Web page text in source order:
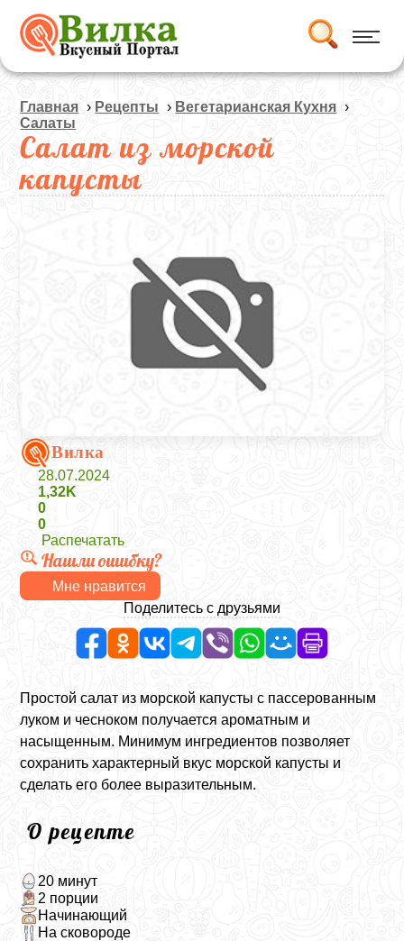
Главная › Рецепты › Вегетарианская Кухня ›
Салаты
Салат из морской
капусты
Вилка
28.07.2024
1,32K
0
0
Распечатать
Нашли ошибку?
Мне нравится
Поделитесь с друзьями
Простой салат из морской капусты с пассерованным
луком и чесноком получается ароматным и
насыщенным. Минимум ингредиентов позволяет
сохранить характерный вкус морской капусты и
сделать его более выразительным.
О рецепте
20 минут
2 порции
Начинающий
На сковороде